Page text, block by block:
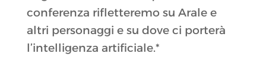
conferenza rifletteremo su Arale e
altri personaggi e su dove ci porterà
l’intelligenza artificiale.*